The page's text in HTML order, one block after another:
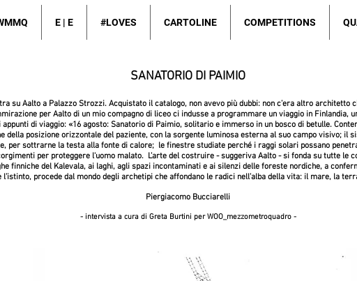
E | E #LOVES CARTOLINE COMPETITIONS
SANATORIO DI PAIMIO
su Aalto a Palazzo Strozzi. Acquistato il catalogo, non avevo più dubbi: non c’era altro
per Aalto di un mio compagno di liceo ci indusse a programmare un viaggio in Finlandia,
di viaggio: «16 agosto: Sanatorio di Paimio, solitario e immerso in un bosco di betulle.
della posizione orizzontale del paziente, con la sorgente luminosa esterna al suo campo visivo; il
per sottrarne la testa alla fonte di calore; le finestre studiate perché i raggi solari possano
per proteggere l'uomo malato. L’arte del costruire - suggeriva Aalto - si fonda su tutte le
finniche del Kalevala, ai laghi, agli spazi incontaminati e ai silenzi delle foreste nordiche, a
l’istinto, procede dal mondo degli archetipi che affondano le radici nell’alba della vita: il mare, la
Piergiacomo Bucciarelli
- intervista a cura di Greta Burtini per WOO_mezzometroquadro -